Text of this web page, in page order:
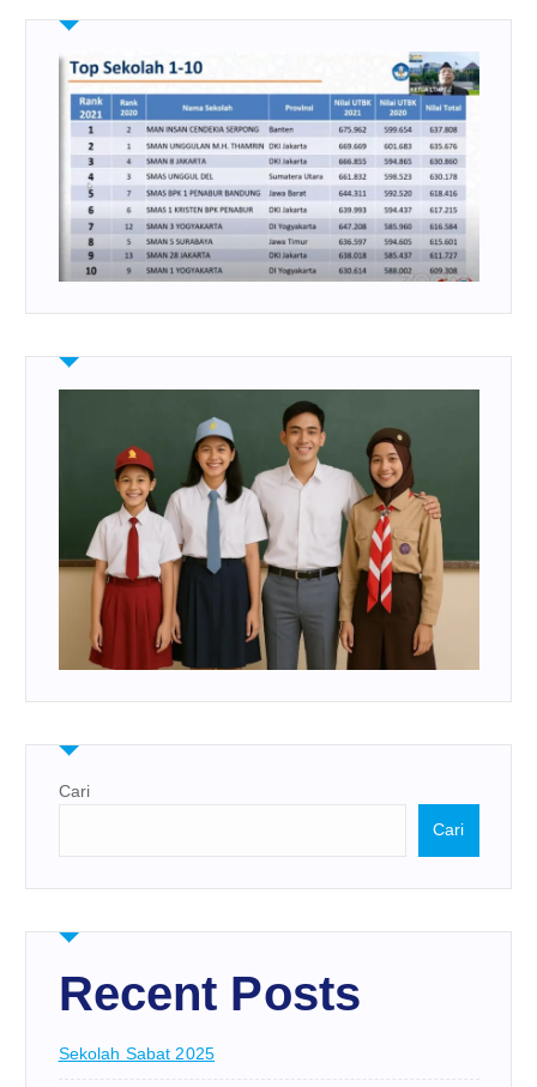
Cari
Cari
Recent Posts
Sekolah Sabat 2025